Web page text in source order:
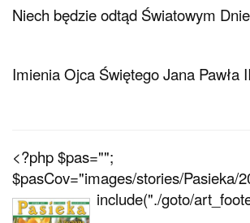
Niech będzie odtąd Światowym
Imienia Ojca Świętego Jana Pawła
<?php $pas="";
$pasCov="images/stories/Pasieka/
include("./goto/